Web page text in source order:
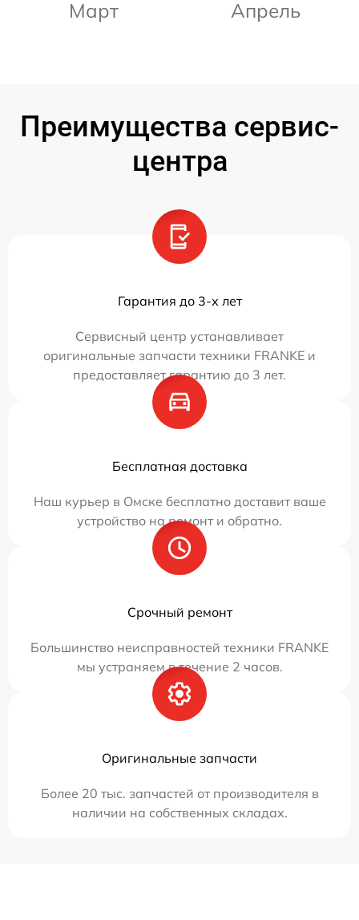
Март Апрель
Преимущества сервис-
центра
Гарантия до 3-х лет
Сервисный центр устанавливает
оригинальные запчасти техники FRANKE и
предоставляет гарантию до 3 лет.
Бесплатная доставка
Наш курьер в Омске бесплатно доставит ваше
устройство на ремонт и обратно.
Срочный ремонт
Большинство неисправностей техники FRANKE
мы устраняем в течение 2 часов.
Оригинальные запчасти
Более 20 тыс. запчастей от производителя в
наличии на собственных складах.